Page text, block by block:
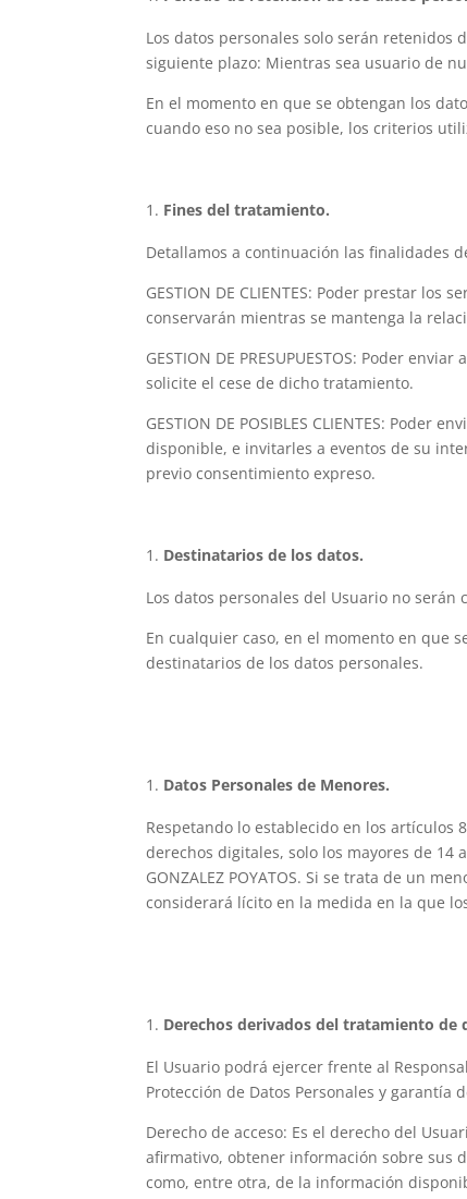
Los datos personales solo serán
siguiente plazo: Mientras sea usuario de
En el momento en que se obtengan los
cuando eso no sea posible, los criterios
Fines del tratamiento.
Detallamos a continuación las finalidades
GESTION DE CLIENTES: Poder prestar
conservarán mientras se mantenga la
GESTION DE PRESUPUESTOS: Poder
solicite el cese de dicho tratamiento.
GESTION DE POSIBLES CLIENTES:
disponible, e invitarles a eventos de su
previo consentimiento expreso.
Destinatarios de los datos.
Los datos personales del Usuario no serán
En cualquier caso, en el momento en que
destinatarios de los datos personales.
Datos Personales de Menores.
Respetando lo establecido en los artículos
derechos digitales, solo los mayores de
GONZALEZ POYATOS. Si se trata de un
considerará lícito en la medida en la que
Derechos derivados del tratamiento de
El Usuario podrá ejercer frente al
Protección de Datos Personales y garantía
Derecho de acceso: Es el derecho del
afirmativo, obtener información sobre sus
como, entre otra, de la información